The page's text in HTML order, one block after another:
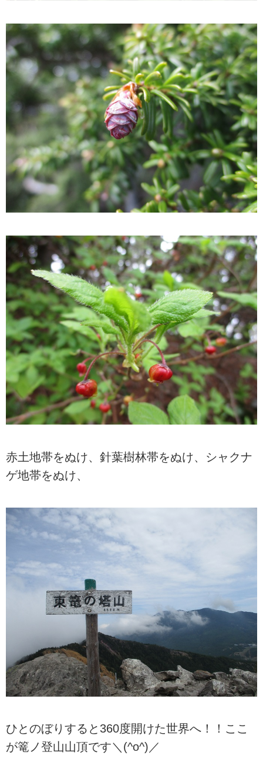
赤土地帯をぬけ、針葉樹林帯をぬけ、シャクナ
ゲ地帯をぬけ、
ひとのぼりすると360度開けた世界へ！！ここ
が篭ノ登山山頂です＼(^o^)／